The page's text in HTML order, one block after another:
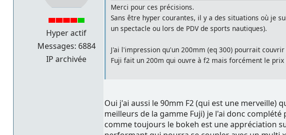
Hyper actif
Messages: 6884
IP archivée
Merci pour ces précisions.
Sans être hyper courantes, il y a des situations où je
un spectacle ou lors de PDV de sports nautiques).
J'ai l'impression qu'un 200mm (eq 300) pourrait
Fuji fait un 200m qui ouvre à f2 mais forcément le prix
Oui j'ai aussi le 90mm F2 (qui est une merveille)
meilleurs de la gamme Fuji) je l'ai donc
comme toujours le bokeh est une appréciation